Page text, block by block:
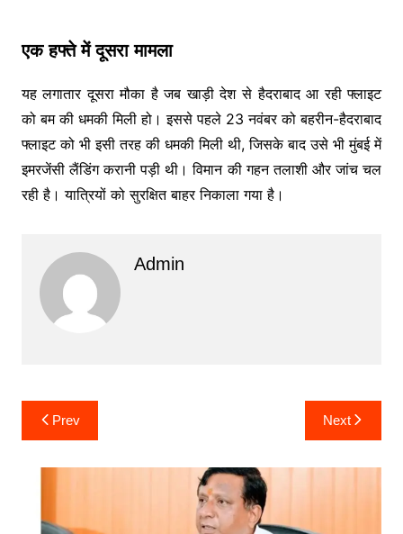
एक हफ्ते में दूसरा मामला
यह लगातार दूसरा मौका है जब खाड़ी देश से हैदराबाद आ रही फ्लाइट
को बम की धमकी मिली हो। इससे पहले 23 नवंबर को बहरीन-हैदराबाद
फ्लाइट को भी इसी तरह की धमकी मिली थी, जिसके बाद उसे भी मुंबई में
इमरजेंसी लैंडिंग करानी पड़ी थी। विमान की गहन तलाशी और जांच चल
रही है। यात्रियों को सुरक्षित बाहर निकाला गया है।
Admin
Post
navigation
Prev Next